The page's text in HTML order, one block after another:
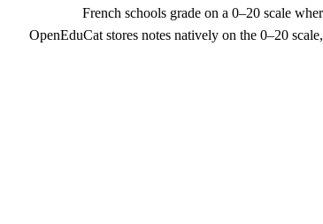
French schools grade on a 0–20 scale
OpenEduCat stores notes natively on the 0–20